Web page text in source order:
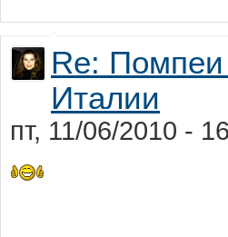
Re: Помпеи
Италии
пт, 11/06/2010 -